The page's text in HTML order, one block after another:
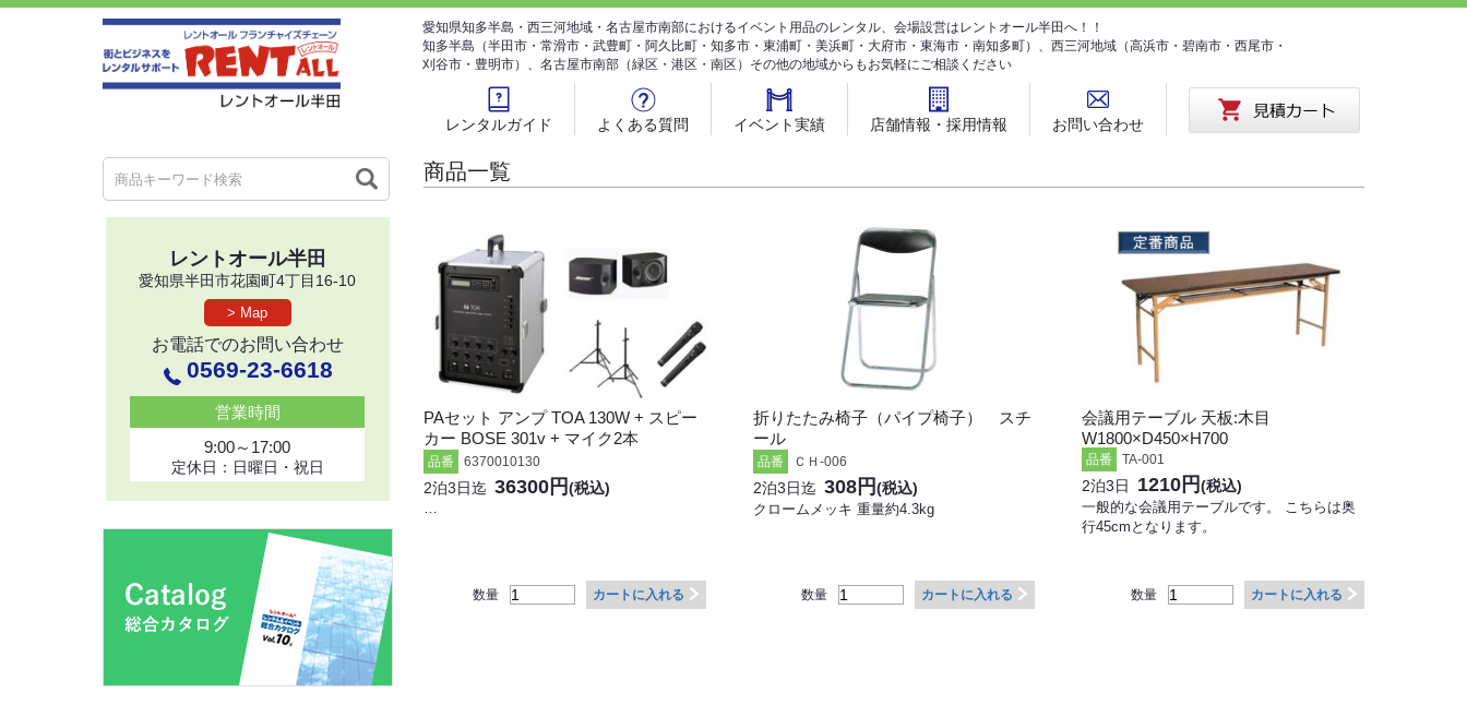
愛知県知多半島・西三河地域・名古屋市南部におけるイベント用品のレンタル、会場設営はレントオール半田へ！！
知多半島（半田市・常滑市・武豊町・阿久比町・知多市・東浦町・美浜町・大府市・東海市・南知多町）、西三河地域（高浜市・碧南市・西尾市・
刈谷市・豊明市）、名古屋市南部（緑区・港区・南区）その他の地域からもお気軽にご相談ください
レンタルガイド よくある質問 イベント実績 店舗情報・採用情報 お問い合わせ
レントオール半田
愛知県半田市花園町4丁目16-10
> Map
お電話でのお問い合わせ
0569-23-6618
営業時間
9:00～17:00
定休日：日曜日・祝日
商品一覧
PAセット アンプ TOA 130W + スピー
カー BOSE 301v + マイク2本
品番 6370010130
2泊3日迄 36300円(税込)
…
数量 カートに入れる
折りたたみ椅子（パイプ椅子） スチ
ール
品番 ＣＨ-006
2泊3日迄 308円(税込)
クロームメッキ 重量約4.3kg
数量 カートに入れる
会議用テーブル 天板:木目
W1800×D450×H700
品番 TA-001
2泊3日 1210円(税込)
一般的な会議用テーブルです。 こちらは奥
行45cmとなります。
数量 カートに入れる